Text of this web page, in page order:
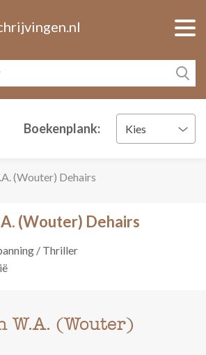
Boekenplank: Kies
(Wouter) Dehairs
(Wouter) Dehairs
/ Thriller
W.A. (Wouter)